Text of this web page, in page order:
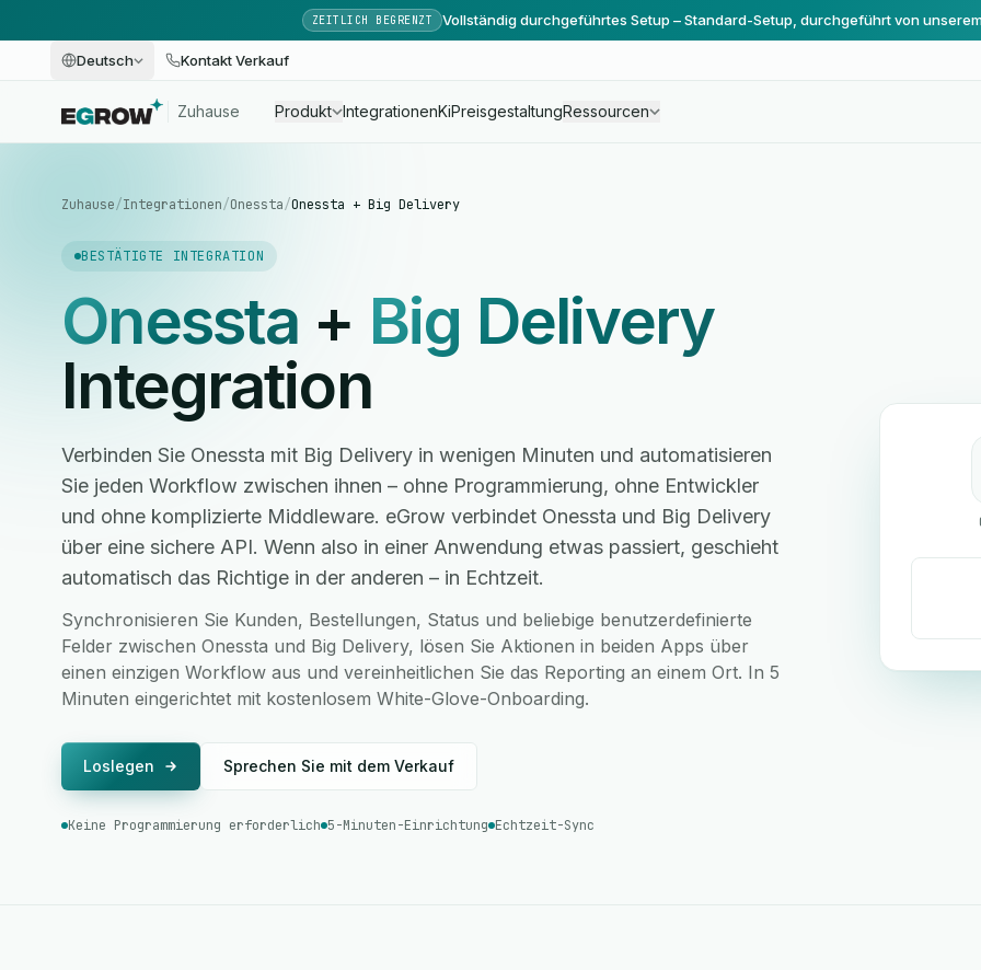
ZEITLICH BEGRENZT Vollständig durchgeführtes Setup – Standard-Setup, durchgeführt von
Deutsch Kontakt Verkauf
Zuhause Produkt IntegrationenKiPreisgestaltungRessourcen
Zuhause/Integrationen/Onessta/Onessta + Big Delivery
BESTÄTIGTE INTEGRATION
Onessta + Big Delivery
Integration
Verbinden Sie Onessta mit Big Delivery in wenigen Minuten und automatisieren
Sie jeden Workflow zwischen ihnen – ohne Programmierung, ohne Entwickler
und ohne komplizierte Middleware. eGrow verbindet Onessta und Big Delivery
über eine sichere API. Wenn also in einer Anwendung etwas passiert, geschieht
automatisch das Richtige in der anderen – in Echtzeit.
Synchronisieren Sie Kunden, Bestellungen, Status und beliebige benutzerdefinierte
Felder zwischen Onessta und Big Delivery, lösen Sie Aktionen in beiden Apps über
einen einzigen Workflow aus und vereinheitlichen Sie das Reporting an einem Ort. In 5
Minuten eingerichtet mit kostenlosem White-Glove-Onboarding.
Loslegen Sprechen Sie mit dem Verkauf
Keine Programmierung erforderlich 5-Minuten-Einrichtung Echtzeit-Sync